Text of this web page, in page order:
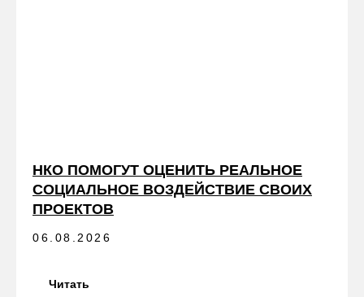
НКО ПОМОГУТ ОЦЕНИТЬ РЕАЛЬНОЕ
СОЦИАЛЬНОЕ ВОЗДЕЙСТВИЕ СВОИХ
ПРОЕКТОВ
06.08.2026
Читать